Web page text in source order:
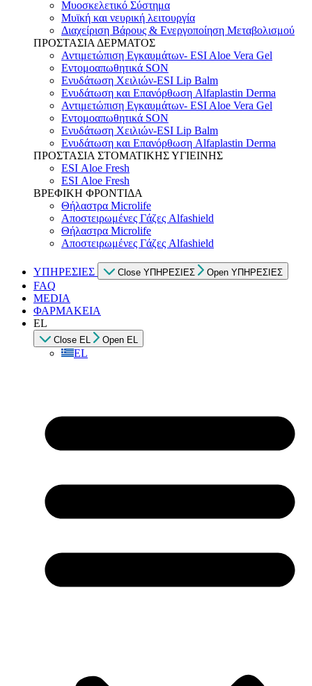
Μυοσκελετικό Σύστημα
Μυϊκή και νευρική λειτουργία
Διαχείριση Βάρους & Ενεργοποίηση Μεταβολισμού
ΠΡΟΣΤΑΣΙΑ ΔΕΡΜΑΤΟΣ
Αντιμετώπιση Εγκαυμάτων- ESI Aloe Vera Gel
Εντομοαπωθητικά SON
Ενυδάτωση Χειλιών-ESI Lip Balm
Ενυδάτωση και Επανόρθωση Alfaplastin Derma
Αντιμετώπιση Εγκαυμάτων- ESI Aloe Vera Gel
Εντομοαπωθητικά SON
Ενυδάτωση Χειλιών-ESI Lip Balm
Ενυδάτωση και Επανόρθωση Alfaplastin Derma
ΠΡΟΣΤΑΣΙΑ ΣΤΟΜΑΤΙΚΗΣ ΥΓΙΕΙΝΗΣ
ESI Αloe Fresh
ESI Αloe Fresh
ΒΡΕΦΙΚΗ ΦΡΟΝΤΙΔΑ
Θήλαστρα Microlife
Αποστειρωμένες Γάζες Alfashield
Θήλαστρα Microlife
Αποστειρωμένες Γάζες Alfashield
ΥΠΗΡΕΣΙΕΣ Close ΥΠΗΡΕΣΙΕΣ Open ΥΠΗΡΕΣΙΕΣ
FAQ
MEDIA
ΦΑΡΜΑΚΕΙΑ
EL
Close EL Open EL
EL